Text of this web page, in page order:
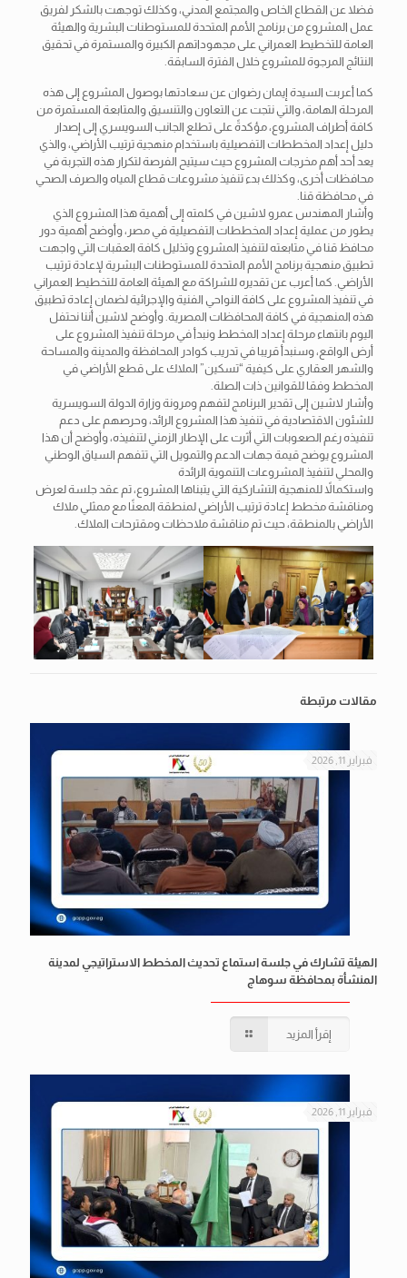
فضلا عن القطاع الخاص والمجتمع المدني، وكذلك توجهت بالشكر لفريق
عمل المشروع من برنامج الأمم المتحدة للمستوطنات البشرية والهيئة
العامة للتخطيط العمراني على مجهوداتهم الكبيرة والمستمرة في تحقيق
النتائج المرجوة للمشروع خلال الفترة السابقة.
كما أعربت السيدة إيمان رضوان عن سعادتها بوصول المشروع إلى هذه
المرحلة الهامة، والتي نتجت عن التعاون والتنسيق والمتابعة المستمرة من
كافة أطراف المشروع، مؤكدةً على تطلع الجانب السويسري إلى إصدار
دليل إعداد المخططات التفصيلية باستخدام منهجية ترتيب الأراضي، والذي
يعد أحد أهم مخرجات المشروع حيث سيتيح الفرصة لتكرار هذه التجربة في
محافظات أخرى، وكذلك بدء تنفيذ مشروعات قطاع المياه والصرف الصحي
في محافظة قنا.
وأشار المهندس عمرو لاشين في كلمته إلى أهمية هذا المشروع الذي
يطور من عملية إعداد المخططات التفصيلية في مصر، وأوضح أهمية دور
محافظ قنا في متابعته لتنفيذ المشروع وتذليل كافة العقبات التي واجهت
تطبيق منهجية برنامج الأمم المتحدة للمستوطنات البشرية لإعادة ترتيب
الأراضي. كما أعرب عن تقديره للشراكة مع الهيئة العامة للتخطيط العمراني
في تنفيذ المشروع على كافة النواحي الفنية والإجرائية لضمان إعادة تطبيق
هذه المنهجية في كافة المحافظات المصرية. وأوضح لاشين أننا نحتفل
اليوم بانتهاء مرحلة إعداد المخطط ونبدأ في مرحلة تنفيذ المشروع على
أرض الواقع، وسنبدأ قريبا في تدريب كوادر المحافظة والمدينة والمساحة
والشهر العقاري على كيفية “تسكين” الملاك على قطع الأراضي في
المخطط وفقا للقوانين ذات الصلة.
وأشار لاشين إلى تقدير البرنامج لتفهم ومرونة وزارة الدولة السويسرية
للشئون الاقتصادية في تنفيذ هذا المشروع الرائد، وحرصهم على دعم
تنفيذه رغم الصعوبات التي أثرت على الإطار الزمني لتنفيذه، وأوضح أن هذا
المشروع يوضح قيمة جهات الدعم والتمويل التي تتفهم السياق الوطني
والمحلي لتنفيذ المشروعات التنموية الرائدة
واستكمالاً للمنهجية التشاركية التي يتبناها المشروع، تم عقد جلسة لعرض
ومناقشة مخطط إعادة ترتيب الأراضي لمنطقة المعنًا مع ممثلي ملاك
الأراضي بالمنطقة، حيث تم مناقشة ملاحظات ومقترحات الملاك.
مقالات مرتبطة
فبراير 11, 2026
الهيئة تشارك في جلسة استماع تحديث المخطط الاستراتيجي لمدينة
المنشأة بمحافظة سوهاج
إقرأ المزيد
فبراير 11, 2026